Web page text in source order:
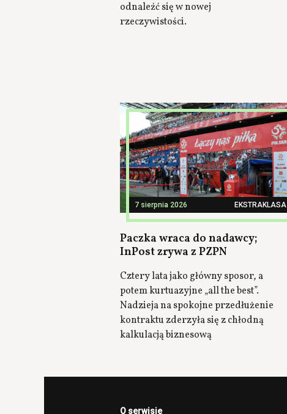
odnaleźć się w nowej
rzeczywistości.
7 sierpnia 2026 EKSTRAKLASA
Paczka wraca do nadawcy;
InPost zrywa z PZPN
Cztery lata jako główny sposor, a
potem kurtuazyjne „all the best”.
Nadzieja na spokojne przedłużenie
kontraktu zderzyła się z chłodną
kalkulacją biznesową
O serwisie